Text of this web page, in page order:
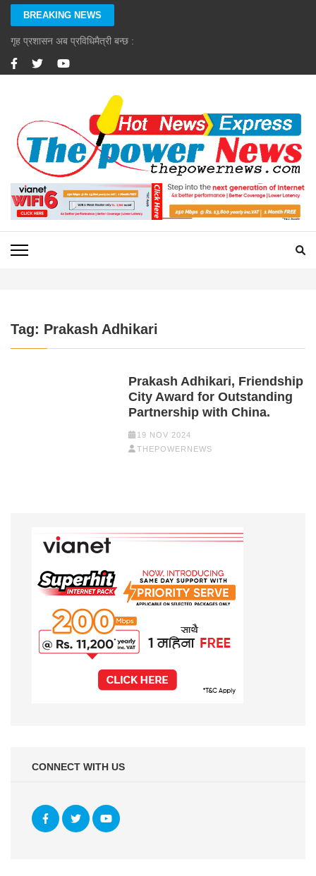
Skip
content
(Press
Enter)
BREAKING NEWS
गृह प्रशासन अब प्रविधिमैत्री बन्छ : गृहमन्त्री गुरुङ
Tag: Prakash Adhikari
Prakash Adhikari, Friendship
City Award for Outstanding
Partnership with China.
19 NOV 2024
THEPOWERNEWS
CONNECT WITH US